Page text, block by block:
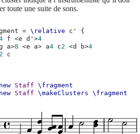
toute une suite de sons.
= \relative c'
{
f <e d'>4
a>8 <e a> a4 c2 <d b>4
2
c
Staff
\fragment
Staff \makeClusters
\fragment